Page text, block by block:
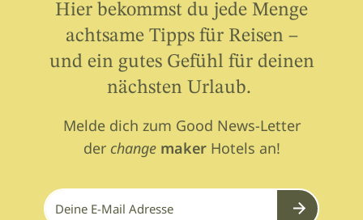
Hier bekommst du jede Menge
achtsame Tipps für Reisen –
und ein gutes Gefühl für deinen
nächsten Urlaub.
Melde dich zum Good News-Letter
der change makerHotels an!